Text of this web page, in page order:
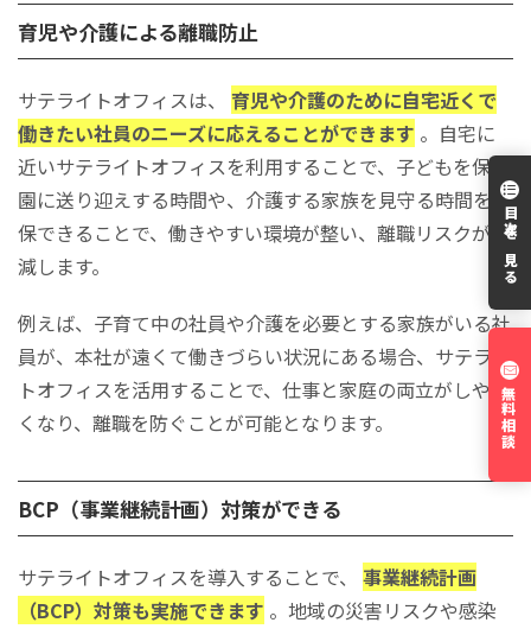
目次を見る
育児や介護による離職防止
サテライトオフィスは、 育児や介護のために自宅近くで
働きたい社員のニーズに応えることができます 。自宅に
近いサテライトオフィスを利用することで、子どもを保育
園に送り迎えする時間や、介護する家族を見守る時間を確
保できることで、働きやすい環境が整い、離職リスクが低
減します。
例えば、子育て中の社員や介護を必要とする家族がいる社
員が、本社が遠くて働きづらい状況にある場合、サテライ
トオフィスを活用することで、仕事と家庭の両立がしやす
くなり、離職を防ぐことが可能となります。
BCP（事業継続計画）対策ができる
サテライトオフィスを導入することで、 事業継続計画
（BCP）対策も実施できます 。地域の災害リスクや感染
無料相談